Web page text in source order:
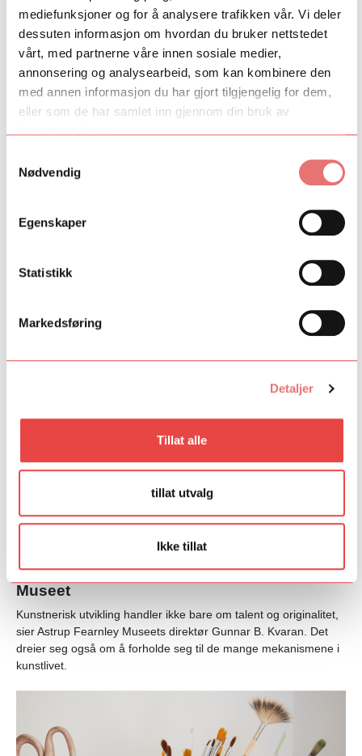
mediefunksjoner og for å analysere trafikken vår. Vi deler
dessuten informasjon om hvordan du bruker nettstedet
vårt, med partnerne våre innen sosiale medier,
annonsering og analysearbeid, som kan kombinere den
med annen informasjon du har gjort tilgjengelig for dem,
eller som de har samlet inn gjennom din bruk av
Nødvendig
Egenskaper
Statistikk
Markedsføring
Detaljer
Tillat alle
tillat utvalg
Ikke tillat
Sol og vår i januar – Neste generasjon norsk samtidskunst.
Plattform for ung norsk kunst og kritikk er et eksperiment som
Nettopp derfor bestemte stiftelsen seg for å bidra.
Gunnar B. Kvaran, direktør Astrup Fearnley
Museet
Kunstnerisk utvikling handler ikke bare om talent og originalitet,
sier Astrup Fearnley Museets direktør Gunnar B. Kvaran. Det
dreier seg også om å forholde seg til de mange mekanismene i
kunstlivet.